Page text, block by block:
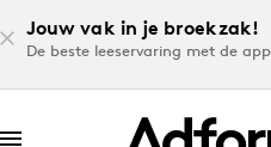
Jouw vak in je broekzak!
De beste leeservaring met de app